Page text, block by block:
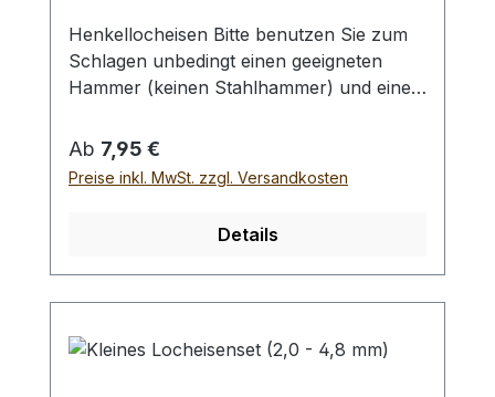
Henkellocheisen Bitte benutzen Sie zum
Schlagen unbedingt einen geeigneten
Hammer (keinen Stahlhammer) und eine
Schneidmatte) um eine Beschädigung des
Werkzeugs auszuschliessen, siehe
Zubehör. Verfügbare Größen:- Ø 1,0 mm-
mm- Ø 6,0 mm- Ø 7,0 mm- Ø 8,0 mm- Ø
9,0 mm- Ø 10,0 mm Bei einer Bestellung 1
Stück erhalten Sie 1 Henkellocheisen der
Regulärer Preis:
Ab 7,95 €
Preise inkl. MwSt. zzgl. Versandkosten
Details